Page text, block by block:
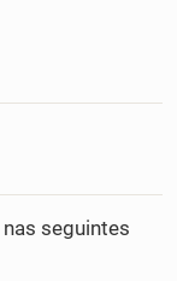
seguintes